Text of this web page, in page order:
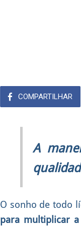
COMPARTILHAR
A
O sonho de todo
para multiplicar a